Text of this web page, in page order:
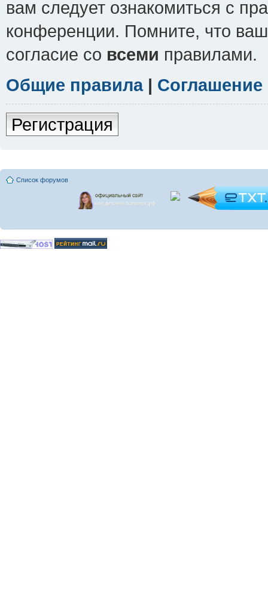
вам следует ознакомиться с
конференции. Помните, что
согласие со всеми правилами.
Общие правила|
Регистрация
Список форумов